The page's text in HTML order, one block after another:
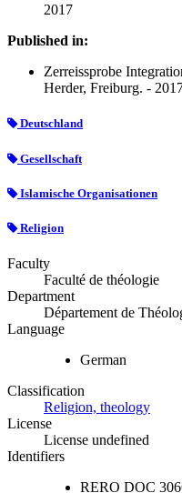
2017
Published in:
Zerreissprobe
Herder, Freiburg. -
Deutschland
Gesellschaft
Islamische Organisationen
Religion
Faculty
Faculté de théologie
Department
Département de
Language
German
Classification
Religion, theology
License
License undefined
Identifiers
RERO DOC